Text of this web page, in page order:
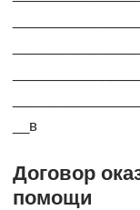
__в
Договор
помощи